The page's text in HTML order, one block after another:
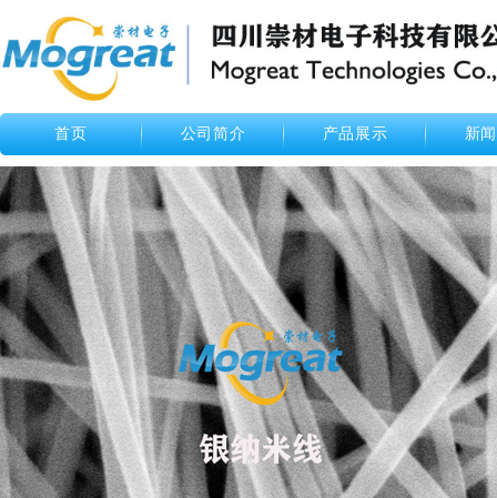
首页 公司简介 产品展示 新